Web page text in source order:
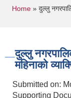
You are
Home » दुल्लु
दुल्लु
महिनाकाे
Submitted on:
Supporting